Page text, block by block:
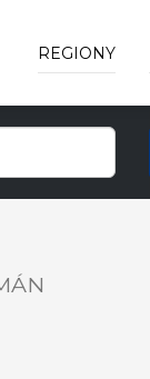
REGIONY